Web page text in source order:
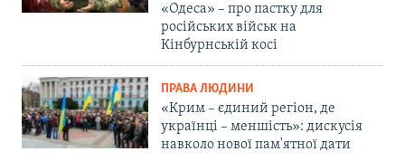
«Одеса» – про пастку для
російських військ на
Кінбурнській косі
ПРАВА ЛЮДИНИ
«Крим – єдиний регіон, де
українці – меншість»: дискусія
навколо нової пам'ятної дати